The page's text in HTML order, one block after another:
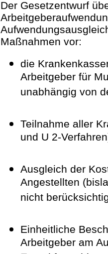
Der Gesetzentwurf
Maßnahmen vor:
die
Arbeitgeber für
unabhängig von
Teilnahme aller
und U 2-
Ausgleich der
Angestellten
nicht
Einheitliche
Arbeitgeber am